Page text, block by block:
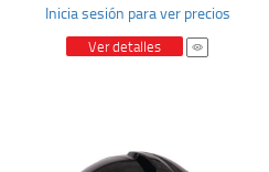
Inicia sesión para ver precios
Ver detalles